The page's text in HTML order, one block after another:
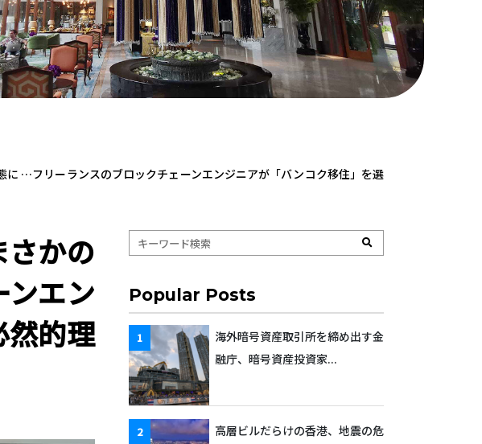
に …フリーランスのブロックチェーンエンジニアが「バンコク移住」を選
さかの
ンエン
然的理
Popular Posts
海外暗号資産取引所を締め出す金
融庁、暗号資産投資家...
高層ビルだらけの香港、地震の危